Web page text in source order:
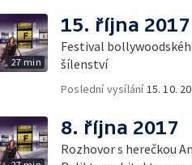
27 min
15. října 2017
Festival
šílenství
Poslední vysílání15. 10.
8. října 2017
Rozhovor s herečkou